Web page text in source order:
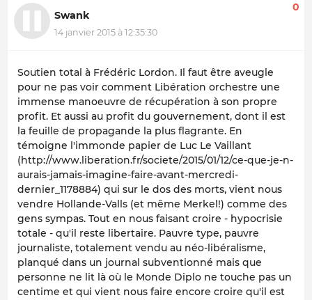
Swank
14 janvier 2015 à 12:35:30
0
Soutien total à Frédéric Lordon. Il faut être aveugle
pour ne pas voir comment Libération orchestre une
immense manoeuvre de récupération à son propre
profit. Et aussi au profit du gouvernement, dont il est
la feuille de propagande la plus flagrante. En
témoigne l'immonde papier de Luc Le Vaillant
(http://www.liberation.fr/societe/2015/01/12/ce-que-je-n-
aurais-jamais-imagine-faire-avant-mercredi-
dernier_1178884) qui sur le dos des morts, vient nous
vendre Hollande-Valls (et même Merkel!) comme des
gens sympas. Tout en nous faisant croire - hypocrisie
totale - qu'il reste libertaire. Pauvre type, pauvre
journaliste, totalement vendu au néo-libéralisme,
planqué dans un journal subventionné mais que
personne ne lit là où le Monde Diplo ne touche pas un
centime et qui vient nous faire encore croire qu'il est